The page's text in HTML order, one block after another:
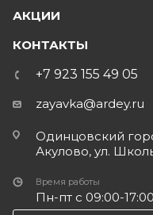
АКЦИИ
КОНТАКТЫ
+7 923 155 49 05
zayavka@ardey.ru
Одинцовский
Акулово, ул.
Время работы
Пн-пт с 09:00-17:00